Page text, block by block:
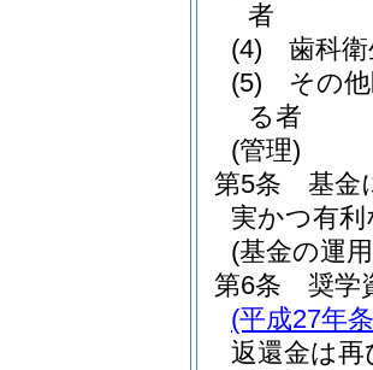
者
(4)
歯科
(5)
その
る者
(管理)
第5条
基金
実かつ有
(基金の運
第6条
奨学
(平成27年
返還金は